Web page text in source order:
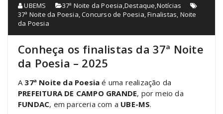
UBEMS 37ª Noite da Poesia Destaque Notícias
37ª Noite da Poesia ,Concurso de Poesia ,Finalistas Noite
da Poesia
Conheça os finalistas da 37ª Noite
da Poesia – 2025
A 37ª Noite da Poesia é uma realização da
PREFEITURA DE CAMPO GRANDE, por meio da
FUNDAC, em parceria com a UBE-MS.